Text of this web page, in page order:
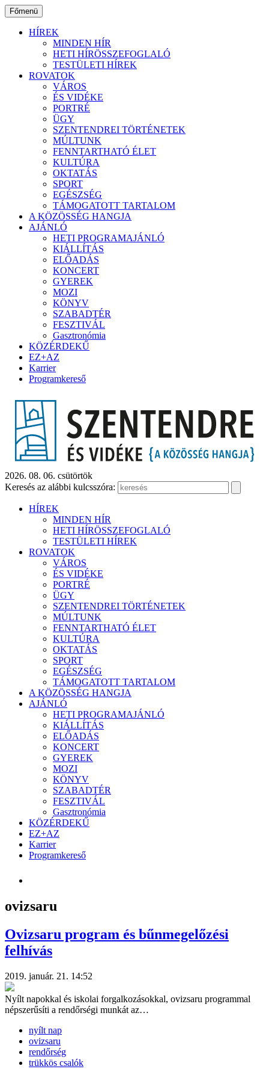
Ugrás
a
tartalomhoz
Főmenü
HÍREK
MINDEN HÍR
HETI HÍRÖSSZEFOGLALÓ
TESTÜLETI HÍREK
ROVATOK
VÁROS
ÉS VIDÉKE
PORTRÉ
ÜGY
SZENTENDREI TÖRTÉNETEK
MÚLTUNK
FENNTARTHATÓ ÉLET
KULTÚRA
OKTATÁS
SPORT
EGÉSZSÉG
TÁMOGATOTT TARTALOM
A KÖZÖSSÉG HANGJA
AJÁNLÓ
HETI PROGRAMAJÁNLÓ
KIÁLLÍTÁS
ELŐADÁS
KONCERT
GYEREK
MOZI
KÖNYV
SZABADTÉR
FESZTIVÁL
Gasztronómia
KÖZÉRDEKŰ
EZ+AZ
Karrier
Programkereső
2026. 08. 06. csütörtök
Keresés az alábbi kulcsszóra:
HÍREK
MINDEN HÍR
HETI HÍRÖSSZEFOGLALÓ
TESTÜLETI HÍREK
ROVATOK
VÁROS
ÉS VIDÉKE
PORTRÉ
ÜGY
SZENTENDREI TÖRTÉNETEK
MÚLTUNK
FENNTARTHATÓ ÉLET
KULTÚRA
OKTATÁS
SPORT
EGÉSZSÉG
TÁMOGATOTT TARTALOM
A KÖZÖSSÉG HANGJA
AJÁNLÓ
HETI PROGRAMAJÁNLÓ
KIÁLLÍTÁS
ELŐADÁS
KONCERT
GYEREK
MOZI
KÖNYV
SZABADTÉR
FESZTIVÁL
Gasztronómia
KÖZÉRDEKŰ
EZ+AZ
Karrier
Programkereső
ovizsaru
Ovizsaru program és bűnmegelőzési
felhívás
2019. január. 21. 14:52
Nyílt napokkal és iskolai forgalkozásokkal, ovizsaru programmal
népszerűsíti a rendőrségi munkát az…
nyílt nap
ovizsaru
rendőrség
trükkös csalók